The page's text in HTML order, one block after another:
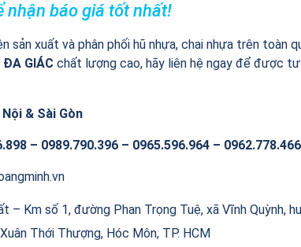
nhận báo giá tốt nhất!
sản xuất và phân phối hũ nhựa, chai nhựa trên toàn
ĐA GIÁC chất lượng cao, hãy liên hệ ngay để được
& Sài Gòn
– 0989.790.396 – 0965.596.964 – 0962.778.466
– Km số 1, đường Phan Trọng Tuệ, xã Vĩnh Quỳnh,
Thới Thượng, Hóc Môn, TP. HCM